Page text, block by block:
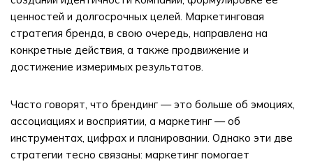
ценностей и долгосрочных целей. Маркетинговая
стратегия бренда, в свою очередь, направлена на
конкретные действия, а также продвижение и
достижение измеримых результатов.
Часто говорят, что брендинг — это больше об эмоциях,
ассоциациях и восприятии, а маркетинг — об
инструментах, цифрах и планировании. Однако эти две
стратегии тесно связаны: маркетинг помогает